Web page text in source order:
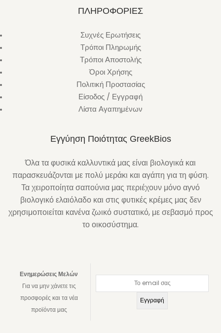
ΠΛΗΡΟΦΟΡΙΕΣ
Συχνές Ερωτήσεις
Τρόποι Πληρωμής
Τρόποι Αποστολής
Όροι Χρήσης
Πολιτική Προστασίας
Είσοδος / Εγγραφή
Λίστα Αγαπημένων
Εγγύηση Ποιότητας GreekBios
Όλα τα φυσικά καλλυντικά μας είναι βιολογικά και
παρασκευάζονται με πολύ μεράκι και αγάπη για τη φύση.
Τα χειροποίητα σαπούνια μας περιέχουν μόνο αγνό
βιολογικό ελαιόλαδο και στις φυτικές κρέμες μας δεν
χρησιμοποιείται κανένα ζωικό συστατικό, με σεβασμό προς
το οικοσύστημα.
Ενημερώσεις Μελών
Για να μην χάνετε τις
προσφορές και τα νέα
προϊόντα μας